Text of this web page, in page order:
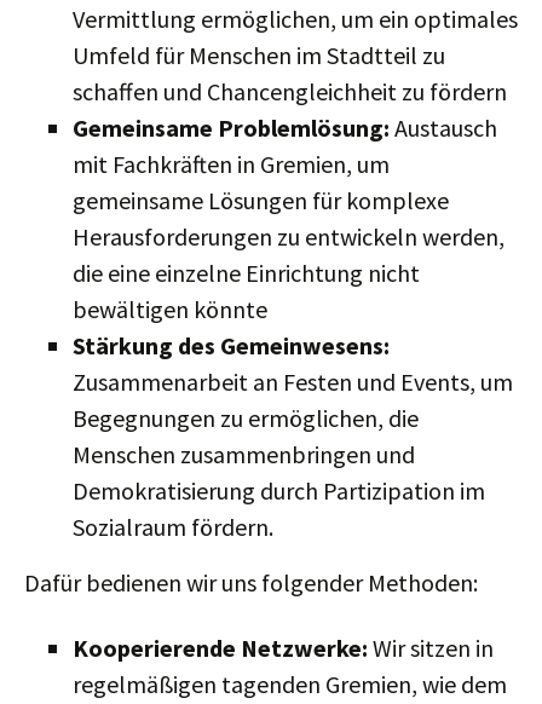
Vermittlung ermöglichen, um ein optimales
Umfeld für Menschen im Stadtteil zu
schaffen und Chancengleichheit zu fördern
Gemeinsame Problemlösung: Austausch
mit Fachkräften in Gremien, um
gemeinsame Lösungen für komplexe
Herausforderungen zu entwickeln werden,
die eine einzelne Einrichtung nicht
bewältigen könnte
Stärkung des Gemeinwesens:
Zusammenarbeit an Festen und Events, um
Begegnungen zu ermöglichen, die
Menschen zusammenbringen und
Demokratisierung durch Partizipation im
Sozialraum fördern.
Dafür bedienen wir uns folgender Methoden:
Kooperierende Netzwerke: Wir sitzen in
regelmäßigen tagenden Gremien, wie dem